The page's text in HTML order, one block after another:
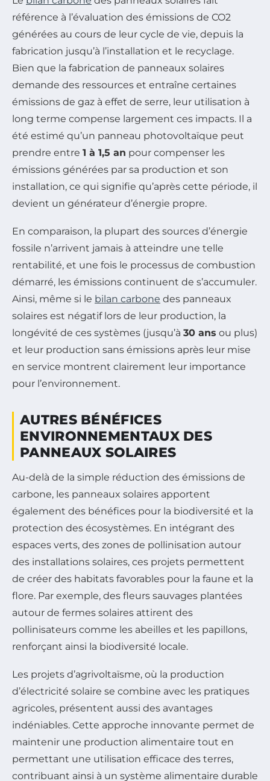
référence à l’évaluation des émissions de CO2
générées au cours de leur cycle de vie, depuis la
fabrication jusqu’à l’installation et le recyclage.
Bien que la fabrication de panneaux solaires
demande des ressources et entraîne certaines
émissions de gaz à effet de serre, leur utilisation à
long terme compense largement ces impacts. Il a
été estimé qu’un panneau photovoltaïque peut
prendre entre 1 à 1,5 an pour compenser les
émissions générées par sa production et son
installation, ce qui signifie qu’après cette période, il
devient un générateur d’énergie propre.
En comparaison, la plupart des sources d’énergie
fossile n’arrivent jamais à atteindre une telle
rentabilité, et une fois le processus de combustion
démarré, les émissions continuent de s’accumuler.
Ainsi, même si le bilan carbone des panneaux
solaires est négatif lors de leur production, la
longévité de ces systèmes (jusqu’à 30 ans ou plus)
et leur production sans émissions après leur mise
en service montrent clairement leur importance
pour l’environnement.
AUTRES BÉNÉFICES
ENVIRONNEMENTAUX DES
PANNEAUX SOLAIRES
Au-delà de la simple réduction des émissions de
carbone, les panneaux solaires apportent
également des bénéfices pour la biodiversité et la
protection des écosystèmes. En intégrant des
espaces verts, des zones de pollinisation autour
des installations solaires, ces projets permettent
de créer des habitats favorables pour la faune et la
flore. Par exemple, des fleurs sauvages plantées
autour de fermes solaires attirent des
pollinisateurs comme les abeilles et les papillons,
renforçant ainsi la biodiversité locale.
Les projets d’agrivoltaïsme, où la production
d’électricité solaire se combine avec les pratiques
agricoles, présentent aussi des avantages
indéniables. Cette approche innovante permet de
maintenir une production alimentaire tout en
permettant une utilisation efficace des terres,
contribuant ainsi à un système alimentaire durable